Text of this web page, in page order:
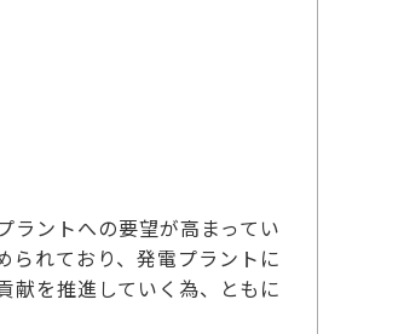
ラントへの要望が高まってい
られており、発電プラントに
献を推進していく為、ともに